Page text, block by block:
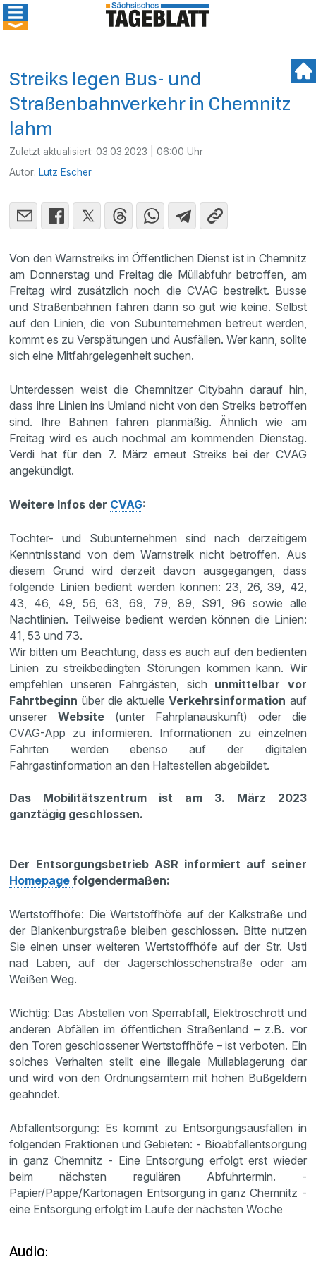
Streiks legen Bus- und
Straßenbahnverkehr in Chemnitz
lahm
Zuletzt aktualisiert:03.03.2023 | 06:00 Uhr
Autor: Lutz Escher
Von den Warnstreiks im Öffentlichen Dienst ist in Chemnitz
am Donnerstag und Freitag die Müllabfuhr betroffen, am
Freitag wird zusätzlich noch die CVAG bestreikt. Busse
und Straßenbahnen fahren dann so gut wie keine. Selbst
auf den Linien, die von Subunternehmen betreut werden,
kommt es zu Verspätungen und Ausfällen. Wer kann, sollte
sich eine Mitfahrgelegenheit suchen.
Unterdessen weist die Chemnitzer Citybahn darauf hin,
dass ihre Linien ins Umland nicht von den Streiks betroffen
sind. Ihre Bahnen fahren planmäßig. Ähnlich wie am
Freitag wird es auch nochmal am kommenden Dienstag.
Verdi hat für den 7. März erneut Streiks bei der CVAG
angekündigt.
Weitere Infos der CVAG:
Tochter- und Subunternehmen sind nach derzeitigem
Kenntnisstand von dem Warnstreik nicht betroffen. Aus
diesem Grund wird derzeit davon ausgegangen, dass
folgende Linien bedient werden können: 23, 26, 39, 42,
43, 46, 49, 56, 63, 69, 79, 89, S91, 96 sowie alle
Nachtlinien. Teilweise bedient werden können die Linien:
41, 53 und 73.
Wir bitten um Beachtung, dass es auch auf den bedienten
Linien zu streikbedingten Störungen kommen kann. Wir
empfehlen unseren Fahrgästen, sich unmittelbar vor
Fahrtbeginn über die aktuelleVerkehrsinformation auf
unsererWebsite (unter Fahrplanauskunft) oder die
CVAG-App zu informieren. Informationen zu einzelnen
Fahrten werden ebenso auf der digitalen
Fahrgastinformation an den Haltestellen abgebildet.
Das Mobilitätszentrum ist am 3. März 2023
ganztägig geschlossen.
Der Entsorgungsbetrieb ASR informiert auf seiner
Homepagefolgendermaßen:
Wertstoffhöfe: Die Wertstoffhöfe auf der Kalkstraße und
der Blankenburgstraße bleiben geschlossen. Bitte nutzen
Sie einen unser weiteren Wertstoffhöfe auf der Str. Usti
nad Laben, auf der Jägerschlösschenstraße oder am
Weißen Weg.
Wichtig: Das Abstellen von Sperrabfall, Elektroschrott und
anderen Abfällen im öffentlichen Straßenland – z.B. vor
den Toren geschlossener Wertstoffhöfe – ist verboten. Ein
solches Verhalten stellt eine illegale Müllablagerung dar
und wird von den Ordnungsämtern mit hohen Bußgeldern
geahndet.
Abfallentsorgung: Es kommt zu Entsorgungsausfällen in
folgenden Fraktionen und Gebieten: - Bioabfallentsorgung
in ganz Chemnitz - Eine Entsorgung erfolgt erst wieder
beim nächsten regulären Abfuhrtermin. -
Papier/Pappe/Kartonagen Entsorgung in ganz Chemnitz -
eine Entsorgung erfolgt im Laufe der nächsten Woche
Audio: